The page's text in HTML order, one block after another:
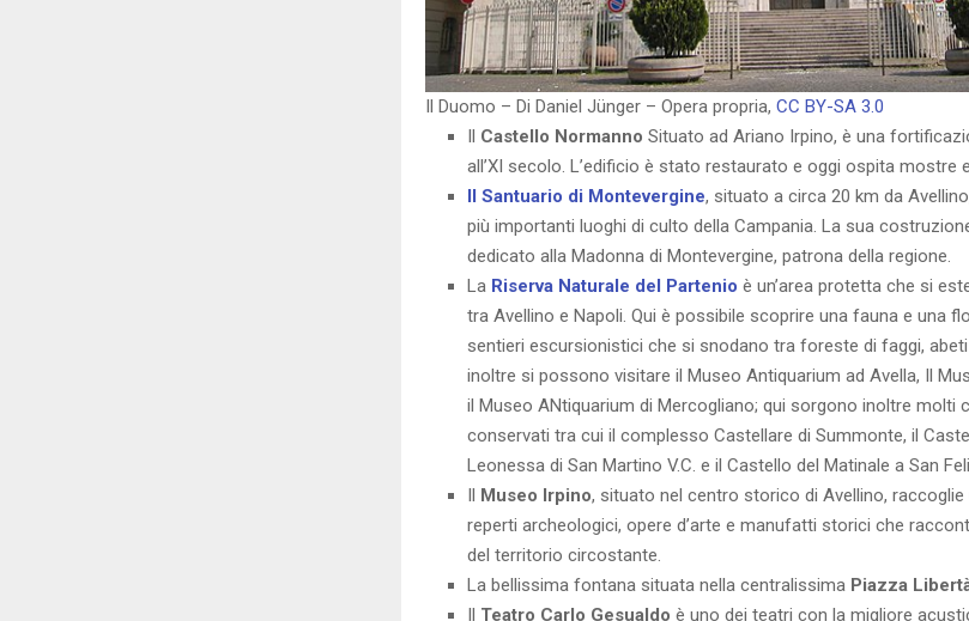
Il Duomo – Di Daniel Jünger – Opera propria, CC BY-SA 3.0
Il Castello Normanno Situato ad Ariano Irpino, è una
all’XI secolo. L’edificio è stato restaurato e oggi ospita mostre
Il Santuario di Montevergine, situato a circa 20 km da
più importanti luoghi di culto della Campania. La sua
dedicato alla Madonna di Montevergine, patrona della regione.
La Riserva Naturale del Partenio è un’area protetta che si
tra Avellino e Napoli. Qui è possibile scoprire una fauna e una
sentieri escursionistici che si snodano tra foreste di faggi,
inoltre si possono visitare il Museo Antiquarium ad Avella, Il
il Museo ANtiquarium di Mercogliano; qui sorgono inoltre molti
conservati tra cui il complesso Castellare di Summonte, il
Leonessa di San Martino V.C. e il Castello del Matinale a San
Il Museo Irpino, situato nel centro storico di Avellino,
reperti archeologici, opere d’arte e manufatti storici che
del territorio circostante.
La bellissima fontana situata nella centralissima Piazza
Il Teatro Carlo Gesualdo è uno dei teatri con la migliore